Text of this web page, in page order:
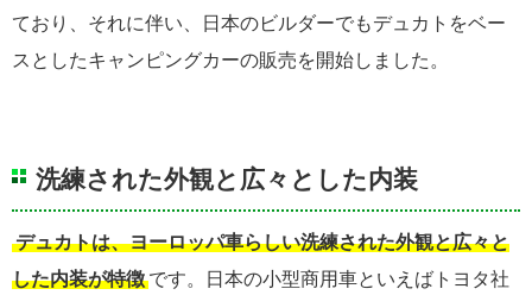
ており、それに伴い、日本のビルダーでもデュカトをベー
スとしたキャンピングカーの販売を開始しました。
洗練された外観と広々とした内装
デュカトは、ヨーロッパ車らしい洗練された外観と広々と
した内装が特徴 です。日本の小型商用車といえばトヨタ社